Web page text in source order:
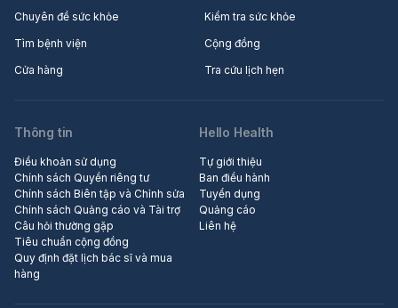
Chuyên đề sức khỏe
Kiểm tra sức khỏe
Tìm bệnh viện
Cộng đồng
Cửa hàng
Tra cứu lịch hẹn
Thông tin
Điều khoản sử dụng
Chính sách Quyền riêng tư
Chính sách Biên tập và Chỉnh sửa
Chính sách Quảng cáo và Tài trợ
Câu hỏi thường gặp
Tiêu chuẩn cộng đồng
Quy định đặt lịch bác sĩ và mua
hàng
Hello Health
Tự giới thiệu
Ban điều hành
Tuyển dụng
Quảng cáo
Liên hệ